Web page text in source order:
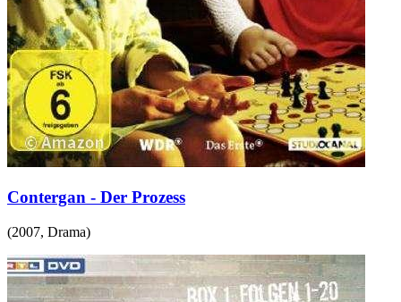
Contergan - Der Prozess
(2007, Drama)